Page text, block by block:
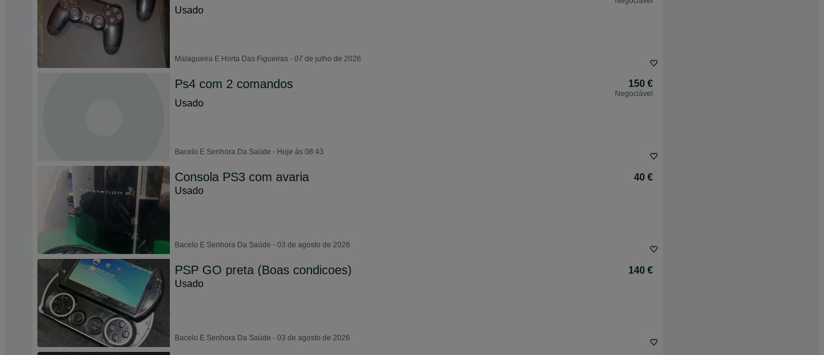
Usado
Malagueira E Horta Das Figueiras - 07 de julho de 2026
Ps4 com 2 comandos 150 €
Negociável
Usado
Bacelo E Senhora Da Saúde - Hoje às 08:43
Consola PS3 com avaria
40 €
Usado
Bacelo E Senhora Da Saúde - 03 de agosto de 2026
PSP GO preta (Boas condicoes)
140 €
Usado
Bacelo E Senhora Da Saúde - 03 de agosto de 2026